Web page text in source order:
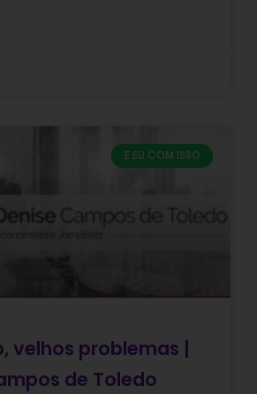
E EU COM ISSO
velhos problemas |
de Toledo